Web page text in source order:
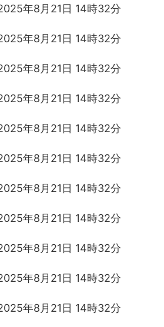
年8月21日 14時32分
年8月21日 14時32分
年8月21日 14時32分
年8月21日 14時32分
年8月21日 14時32分
年8月21日 14時32分
年8月21日 14時32分
年8月21日 14時32分
年8月21日 14時32分
年8月21日 14時32分
年8月21日 14時32分